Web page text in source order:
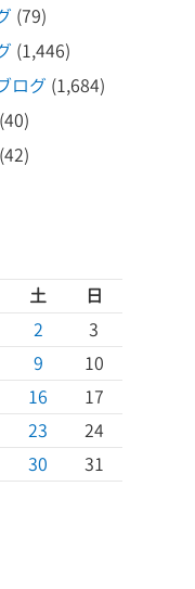
(79)
(1,446)
ログ (1,684)
(40)
(42)
土
日
2
3
9
10
16
17
23
24
30
31